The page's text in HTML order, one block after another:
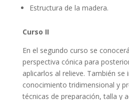
Estructura de la madera.
Curso II
En el segundo curso se
perspectiva cónica para
aplicarlos al relieve. También se
conocimiento tridimensional y
técnicas de preparación, talla y